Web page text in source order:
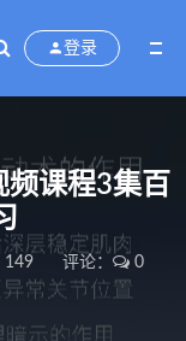
登录
课程3集百
149 评论： 0